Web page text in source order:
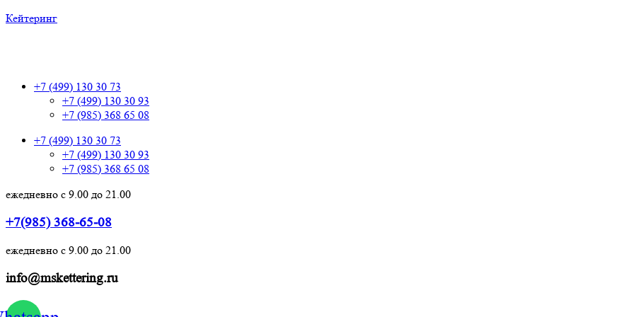
Кейтеринг
+7 (499) 130 30 73
+7 (499) 130 30 93
+7 (985) 368 65 08
+7 (499) 130 30 73
+7 (499) 130 30 93
+7 (985) 368 65 08
ежедневно с 9.00 до 21.00
+7(985) 368-65-08
ежедневно с 9.00 до 21.00
info@mskettering.ru